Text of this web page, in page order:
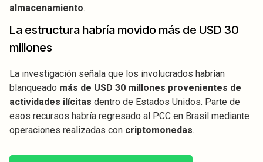
almacenamiento.
La estructura habría movido más de USD 30
millones
La investigación señala que los involucrados habrían
blanqueado más de USD 30 millones provenientes de
actividades ilícitas dentro de Estados Unidos. Parte de
esos recursos habría regresado al PCC en Brasil mediante
operaciones realizadas con criptomonedas.